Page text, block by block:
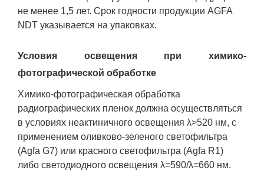
не менее 1,5 лет. Срок годности продукции AGFA
NDT указывается на упаковках.
Условия освещения при химико-
фотографической обработке
Химико-фотографическая обработка
радиографических пленок должна осуществляться
в условиях неактиничного освещения λ>520 нм, с
применением оливково-зеленого светофильтра
(Agfa G7) или красного светофильтра (Agfa R1)
либо светодиодного освещения λ=590/λ=660 нм.